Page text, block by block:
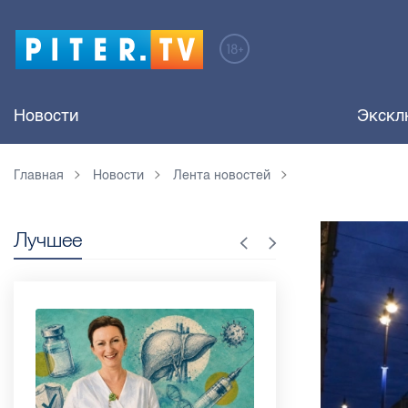
Новости
Главная Новости Лента новостей
Лучшее